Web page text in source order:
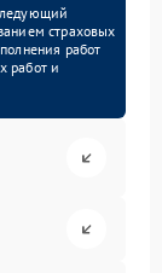
страховых
работ
работ и